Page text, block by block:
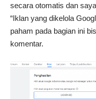
secara otomatis dan
“Iklan yang dikelola
paham pada bagian ini
komentar.